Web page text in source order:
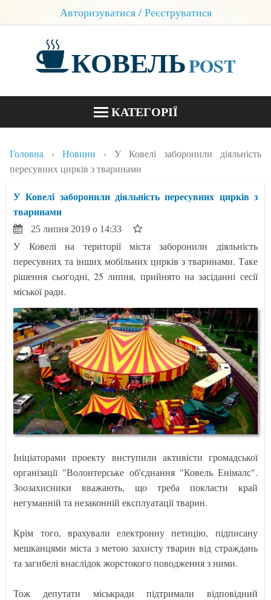
Авторизуватися / Реєструватися
КОВЕЛЬPOST
КАТЕГОРІЇ
БЛОГИ
КОНТАКТИ
Головна Новини
У Ковелі заборонили діяльність
пересувних цирків з тваринами
У Ковелі заборонили діяльність пересувних цирків з
тваринами
25 липня 2019 о 14:33
У Ковелі на території міста заборонили діяльність
пересувних та інших мобільних цирків з тваринами. Таке
рішення сьогодні, 25 липня, прийнято на засіданні сесії
міської ради.
Ініціаторами проекту виступили активісти громадської
організації "Волонтерське об'єднання "Ковель Енімалс".
Зоозахисники вважають, що треба покласти край
негуманній та незаконній експлуатації тварин.
Крім того, врахували електронну петицію, підписану
мешканцями міста з метою захисту тварин від страждань
та загибелі внаслідок жорстокого поводження з ними.
Тож депутати міськради підтримали відповідний